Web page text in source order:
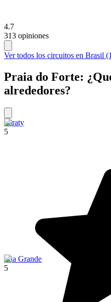
4.7
313 opiniones
Ver todos los circuitos en Brasil
Praia do Forte:
alrededores?
Paraty
5
Ilha Grande
5